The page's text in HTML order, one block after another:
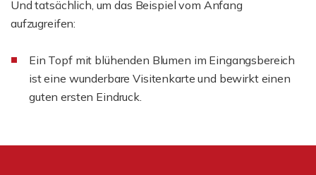
Und tatsächlich, um das Beispiel vom Anfang
aufzugreifen:
Ein Topf mit blühenden Blumen im Eingangsbereich
ist eine wunderbare Visitenkarte und bewirkt einen
guten ersten Eindruck.